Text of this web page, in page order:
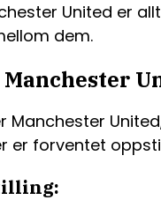
United er
dem.
Manchester
er forventet